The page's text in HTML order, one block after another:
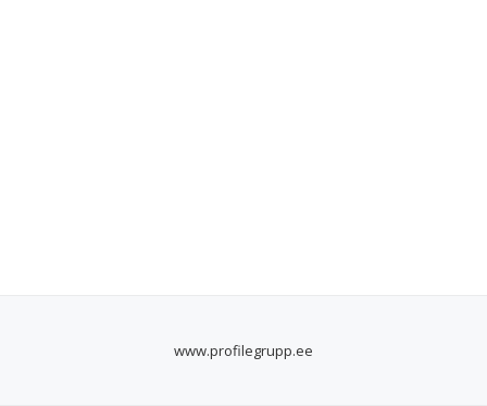
www.profilegrupp.ee